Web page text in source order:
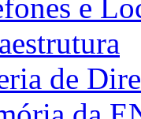
e
de